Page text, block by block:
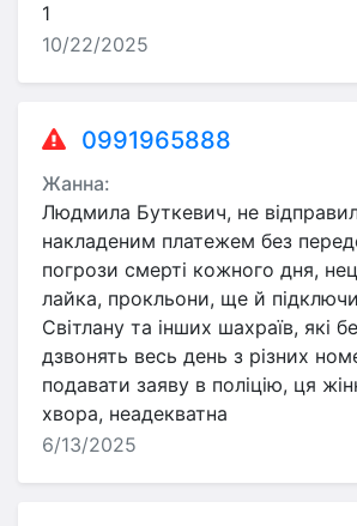
1
10/22/2025
0991965888
Жанна:
Людмила Буткевич, не
накладеним платежем без
погрози смерті кожного дня,
лайка, прокльони, ще й
Світлану та інших шахраїв, які
дзвонять весь день з різних
подавати заяву в поліцію, ця
хвора, неадекватна
6/13/2025